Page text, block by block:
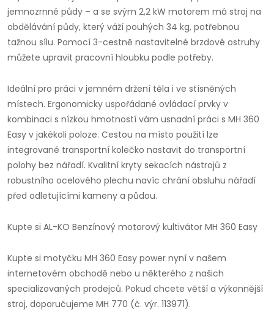
jemnozrnné půdy – a se svým 2,2 kW motorem má stroj na
obdělávání půdy, který váží pouhých 34 kg, potřebnou
tažnou sílu. Pomocí 3-cestně nastavitelné brzdové ostruhy
můžete upravit pracovní hloubku podle potřeby.
Ideální pro práci v jemném držení těla i ve stísněných
místech. Ergonomicky uspořádané ovládací prvky v
kombinaci s nízkou hmotností vám usnadní práci s MH 360
Easy v jakékoli poloze. Cestou na místo použití lze
integrované transportní kolečko nastavit do transportní
polohy bez nářadí. Kvalitní kryty sekacích nástrojů z
robustního ocelového plechu navíc chrání obsluhu nářadí
před odletujícími kameny a půdou.
Kupte si AL-KO Benzínový motorový kultivátor MH 360 Easy
Kupte si motyčku MH 360 Easy power nyní v našem
internetovém obchodě nebo u některého z našich
specializovaných prodejců. Pokud chcete větší a výkonnější
stroj, doporučujeme MH 770 (č. výr. 113971).